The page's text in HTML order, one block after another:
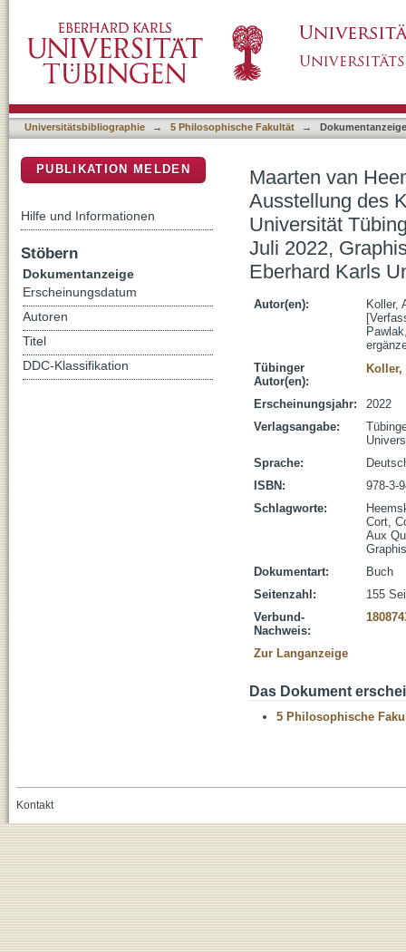
Institutes der Eberhard Karls Universität
29. Juli 2022, Graphische Sammlung am
Tübingen
Universitätsbibliographie → 5 Philosophische Fakultät → Dokumentanzeige
Maarten van
Ausstellung des
Universität
Juli 2022,
Eberhard Karls
Autor(en):
Koller,
Tübinger
Autor(en):
Koller,
Erscheinungsjahr:
2022
Verlagsangabe:
Sprache:
ISBN:
978-3-
Schlagworte:
Cort,
Aux
Dokumentart:
Buch
Seitenzahl:
155
Verbund-
Nachweis:
Zur Langanzeige
Das Dokument
5 Philosophische
PUBLIKATION MELDEN
Hilfe und Informationen
Stöbern
Dokumentanzeige
Erscheinungsdatum
Autoren
Titel
DDC-Klassifikation
Kontakt